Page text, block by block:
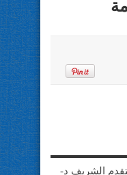
الشريف د-